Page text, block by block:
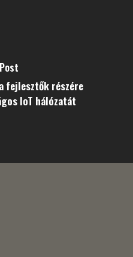
fejlesztők részére
IoT hálózatát